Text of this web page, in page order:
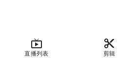
直播列表 剪辑